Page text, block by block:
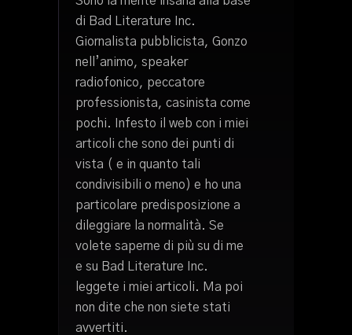
di Bad Literature Inc.
Giornalista pubblicista, Gonzo
nell’animo, speaker
radiofonico, peccatore
professionista, casinista come
pochi. Infesto il web con i miei
articoli che sono dei punti di
vista ( e in quanto tali
condivisibili o meno) e ho una
particolare predisposizione a
dileggiare la normalità. Se
volete saperne di più su di me
e su Bad Literature Inc.
leggete i miei articoli. Ma poi
non dite che non siete stati
avvertiti.